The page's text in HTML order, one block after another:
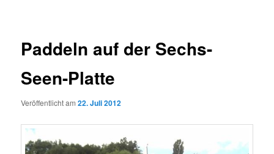
Paddeln auf der Sechs-
Seen-Platte
Veröffentlicht am22. Juli 2012